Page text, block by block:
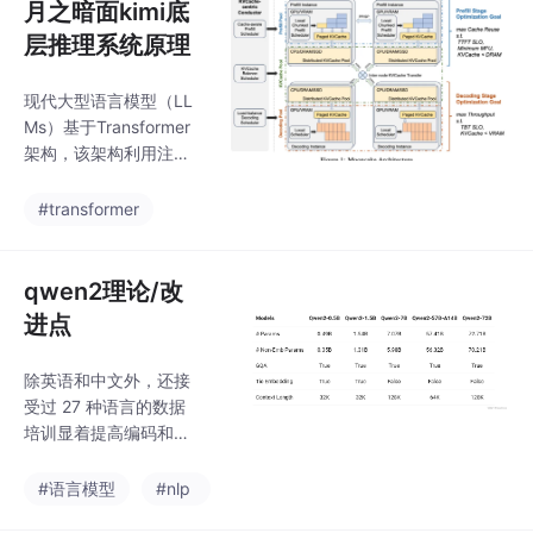
月之暗面kimi底
层推理系统原理
现代大型语言模型（LL
Ms）基于Transformer
架构，该架构利用注意
（MLP）来处理输入。
和 LLaMA [11]，采用的
是仅解码器结构。每个
推理请求在逻辑上被划
阶段和解码阶段。在预
填充阶段，所有输入tok
en并行处理。此阶段生
同时存储计算出的中间
#transformer
qwen2理论/改
进点
除英语和中文外，还接
受过 27 种语言的数据
培训显着提高编码和数
struct 和 Qwen2-72B-I
#语言模型 #nlp